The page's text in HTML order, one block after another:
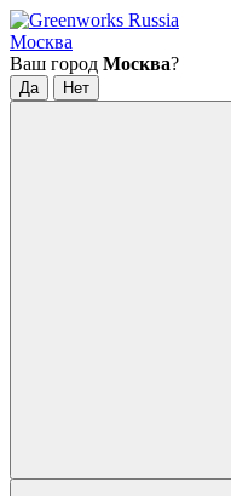
Москва
Ваш город Москва?